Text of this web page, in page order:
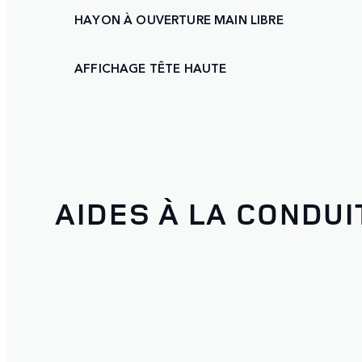
HAYON À OUVERTURE MAIN LIBRE
AFFICHAGE TÊTE HAUTE
AIDES À LA